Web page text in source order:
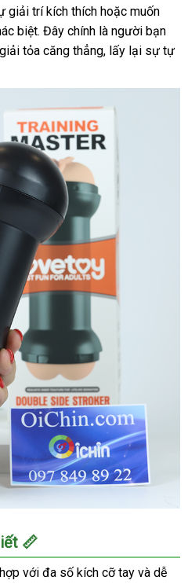
giải trí kích thích hoặc muốn
biệt. Đây chính là người bạn
tỏa căng thẳng, lấy lại sự tự
📏
với đa số kích cỡ tay và dễ